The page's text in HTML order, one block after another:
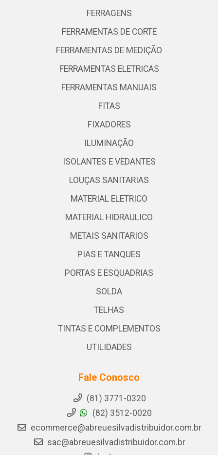
FERRAGENS
FERRAMENTAS DE CORTE
FERRAMENTAS DE MEDIÇÃO
FERRAMENTAS ELETRICAS
FERRAMENTAS MANUAIS
FITAS
FIXADORES
ILUMINAÇÃO
ISOLANTES E VEDANTES
LOUÇAS SANITARIAS
MATERIAL ELETRICO
MATERIAL HIDRAULICO
METAIS SANITARIOS
PIAS E TANQUES
PORTAS E ESQUADRIAS
SOLDA
TELHAS
TINTAS E COMPLEMENTOS
UTILIDADES
Fale Conosco
(81) 3771-0320
(82) 3512-0020
ecommerce@abreuesilvadistribuidor.com.br
sac@abreuesilvadistribuidor.com.br